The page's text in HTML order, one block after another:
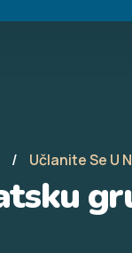
Učlanite Se U